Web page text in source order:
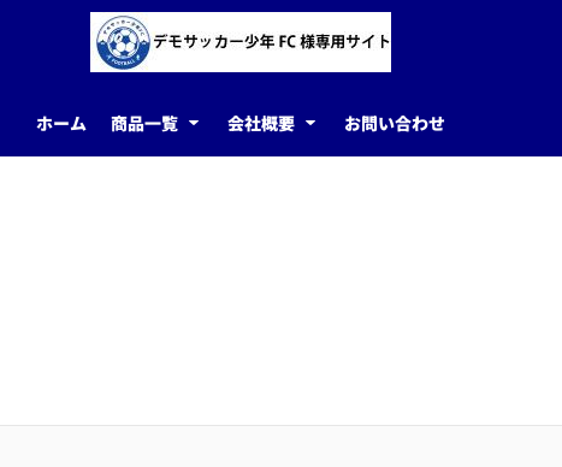
ホーム 商品一覧 会社概要 お問い合わせ